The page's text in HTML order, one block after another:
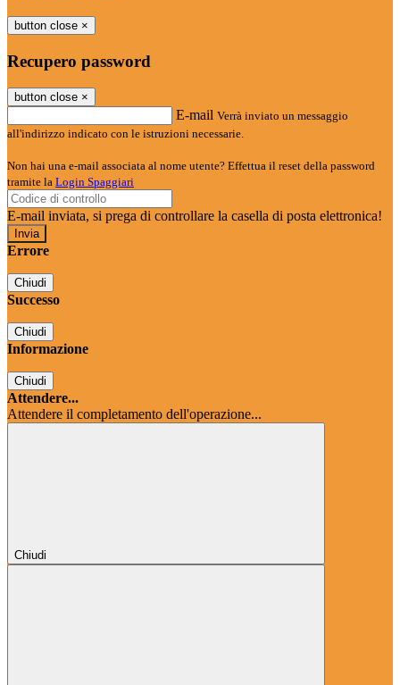
button close ×
Recupero password
button close ×
E-mail Verrà inviato un messaggio
all'indirizzo indicato con le istruzioni necessarie.
Non hai una e-mail associata al nome utente? Effettua il reset della password
tramite la Login Spaggiari
E-mail inviata, si prega di controllare la casella di posta elettronica!
Errore
Chiudi
Successo
Chiudi
Informazione
Chiudi
Attendere...
Attendere il completamento dell'operazione...
Chiudi